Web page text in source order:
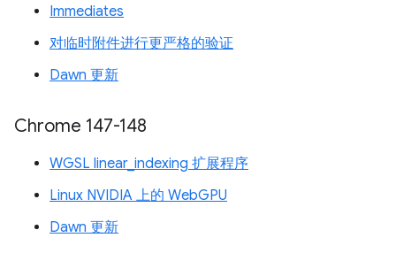
Immediates
对临时附件进行更严格的验证
Dawn 更新
Chrome 147-148
WGSL linear_indexing 扩展程序
Linux NVIDIA 上的 WebGPU
Dawn 更新